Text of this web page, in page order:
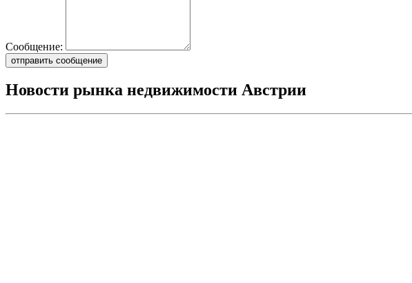
Сообщение:
отправить сообщение
Новости рынка недвижимости Австрии